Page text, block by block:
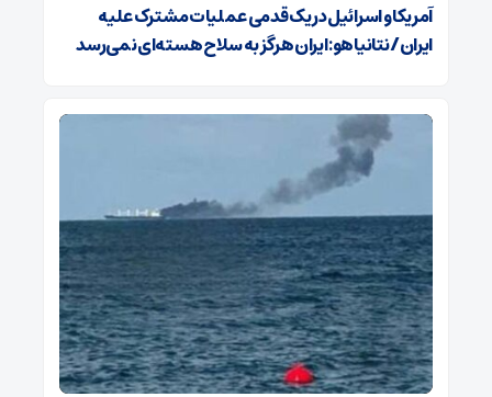
آمریکا و اسرائیل در یک قدمی عملیات مشترک علیه
ایران/ نتانیاهو: ایران هرگز به سلاح هسته‌ای نمی‌رسد